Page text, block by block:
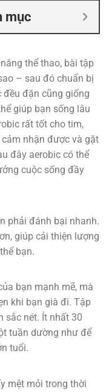
mục
thể thao, bài tập
– sau đó chuẩn bị
đều đặn cũng giống
giúp bạn sống lâu
rất tốt cho tim,
nhận được và gặt
đây aerobic có thể
cuộc sống đầy
phải đánh bại nhanh.
giúp cải thiện lượng
bạn.
bạn mạnh mẽ, mà
khi bạn già đi. Tập
sắc nét. Ít nhất 30
tuần dường như để
tuổi.
mệt mỏi trong thời